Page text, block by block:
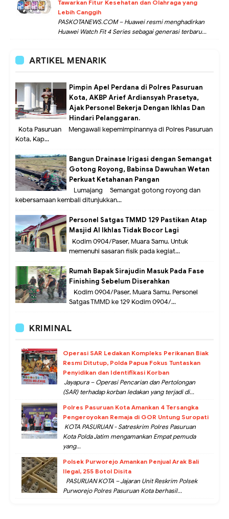
Tawarkan Fitur Kesehatan dan Olahraga yang
Lebih Canggih
PASKOTANEWS.COM – Huawei resmi menghadirkan
Huawei Watch Fit 4 Series sebagai generasi terbaru...
ARTIKEL MENARIK
Pimpin Apel Perdana di Polres Pasuruan
Kota, AKBP Arief Ardiansyah Prasetya,
Ajak Personel Bekerja Dengan Ikhlas Dan
Hindari Pelanggaran.
Kota Pasuruan – Mengawali kepemimpinannya di Polres Pasuruan
Kota, Kap...
Bangun Drainase Irigasi dengan Semangat
Gotong Royong, Babinsa Dawuhan Wetan
Perkuat Ketahanan Pangan
Lumajang – Semangat gotong royong dan
kebersamaan kembali ditunjukkan...
Personel Satgas TMMD 129 Pastikan Atap
Masjid Al Ikhlas Tidak Bocor Lagi
Kodim 0904/Paser, Muara Samu. Untuk
memenuhi sasaran fisik pada kegiat...
Rumah Bapak Sirajudin Masuk Pada Fase
Finishing Sebelum Diserahkan
Kodim 0904/Paser, Muara Samu. Personel
Satgas TMMD ke 129 Kodim 0904/...
KRIMINAL
Operasi SAR Ledakan Kompleks Perikanan Biak
Resmi Ditutup, Polda Papua Fokus Tuntaskan
Penyidikan dan Identifikasi Korban
Jayapura – Operasi Pencarian dan Pertolongan
(SAR) terhadap korban ledakan yang terjadi di...
Polres Pasuruan Kota Amankan 4 Tersangka
Pengeroyokan Remaja di GOR Untung Suropati
KOTA PASURUAN - Satreskrim Polres Pasuruan
Kota Polda Jatim mengamankan Empat pemuda
yang...
Polsek Purworejo Amankan Penjual Arak Bali
Ilegal, 255 Botol Disita
PASURUAN KOTA – Jajaran Unit Reskrim Polsek
Purworejo Polres Pasuruan Kota berhasil...